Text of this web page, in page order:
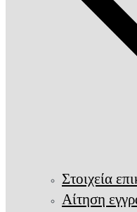
Στοιχεία
Αίτηση